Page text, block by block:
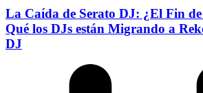
La Caída de Serato DJ: ¿El Fin
Qué los DJs están Migrando a
DJ